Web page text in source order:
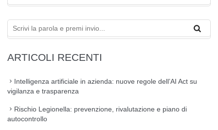
ARTICOLI RECENTI
Intelligenza artificiale in azienda: nuove regole dell’AI Act su
vigilanza e trasparenza
Rischio Legionella: prevenzione, rivalutazione e piano di
autocontrollo